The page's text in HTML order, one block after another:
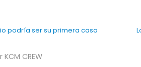
podría ser su primera casa
KCM CREW